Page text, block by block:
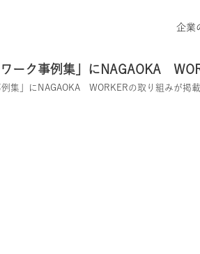
企業
ーク事例集」にNAGAOKA
集」にNAGAOKA WORKERの取り組みが掲載